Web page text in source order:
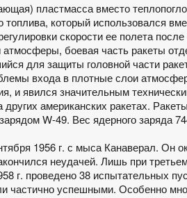
пластмасса вместо
топлива, который использовался
скорости ее полета
боевая часть ракеты
для защиты головной части
входа в плотные слои
и явился значительным
американских ракетах.
W-49. Вес ядерного заряда
1956 г. с мыса Канаверал. Он
неудачей. Лишь при
г. проведено 38 испытательных
частично успешными. Особенно